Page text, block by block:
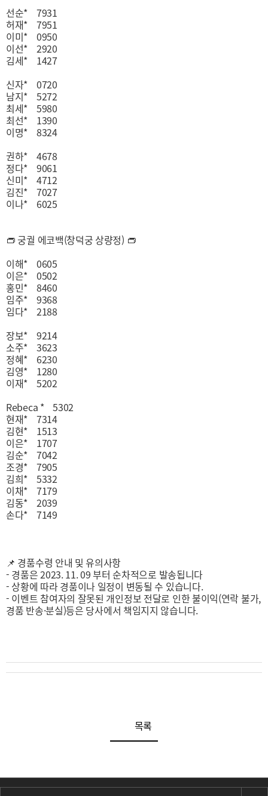
선순* 7931
허재* 7951
이미* 0950
이선* 2920
김세* 1427
신자* 0720
남지* 5272
최세* 5980
최선* 1390
이명* 8324
권하* 4678
정다* 9061
신미* 4712
김진* 7027
이나* 6025
👝 궁궐 에코백(창덕궁 상량정) 👝
이해* 0605
이은* 0502
홍민* 8460
임주* 9368
임다* 2188
장보* 9214
소주* 3623
정혜* 6230
김영* 1280
이재* 5202
Rebeca * 5302
현재* 7314
김현* 1513
이은* 1707
김순* 7042
조경* 7905
김희* 5332
이채* 7179
김동* 2039
손다* 7149
📌 경품수령 안내 및 유의사항
- 경품은 2023. 11. 09 부터 순차적으로 발송됩니다
- 상황에 따라 경품이나 일정이 변동될 수 있습니다.
- 이벤트 참여자의 잘못된 개인정보 전달로 인한 불이익(연락 불가,
경품 반송·분실)등은 당사에서 책임지지 않습니다.
목록